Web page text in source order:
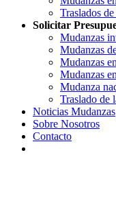
Traslados
Solicitar
Mudanzas
Mudanzas
Mudanzas
Mudanzas
Mudanza
Traslado de
Noticias Mudanzas
Sobre Nosotros
Contacto